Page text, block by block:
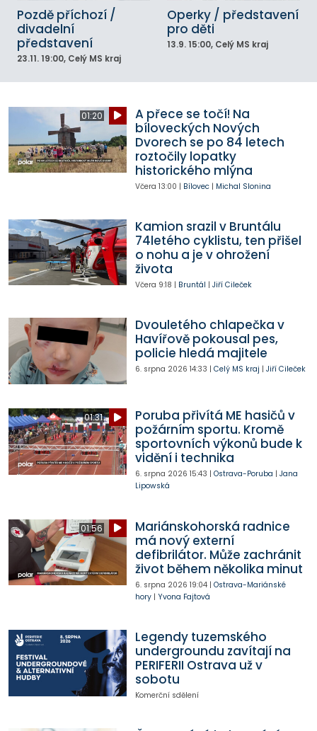
Pozdě příchozí /
divadelní
představení
23.11. 19:00, Celý MS kraj
Operky / představení
pro děti
13.9. 15:00, Celý MS kraj
01:20
A přece se točí! Na
bíloveckých Nových
Dvorech se po 84 letech
roztočily lopatky
historického mlýna
Včera 13:00 | Bílovec| Michal Slonina
Kamion srazil v Bruntálu
74letého cyklistu, ten přišel
o nohu a je v ohrožení
života
Včera 9:18 | Bruntál | Jiří Cileček
Dvouletého chlapečka v
Havířově pokousal pes,
policie hledá majitele
6. srpna 2026 14:33 | Celý MS kraj | Jiří Cileček
01:31
Poruba přivítá ME hasičů v
požárním sportu. Kromě
sportovních výkonů bude k
vidění i technika
6. srpna 2026 15:43 | Ostrava-Poruba | Jana
Lipowská
01:56
Mariánskohorská radnice
má nový externí
defibrilátor. Může zachránit
život během několika minut
6. srpna 2026 19:04| Ostrava-Mariánské
hory| Yvona Fajtová
Legendy tuzemského
undergroundu zavítají na
PERIFERII Ostrava už v
sobotu
Komerční sdělení